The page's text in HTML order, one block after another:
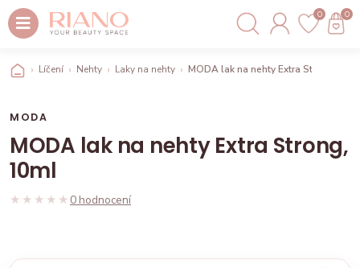
0 0
Líčení Nehty Laky na nehty MODA lak na nehty Extra Strong,
MODA
MODA lak na nehty Extra Strong,
10ml
★★★★★
★★★★★ 0 hodnocení